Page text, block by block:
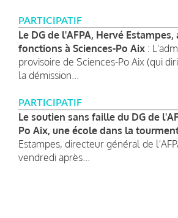
PARTICIPATIF
Le DG de l'AFPA, Hervé Estampes,
fonctions à Sciences-Po Aix :
provisoire de Sciences-Po Aix (qui
la démission...
PARTICIPATIF
Le soutien sans faille du DG de
Po Aix, une école dans la
Estampes, directeur général de
vendredi après...